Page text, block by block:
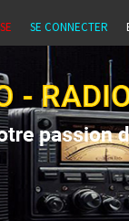
SE CONNECTER